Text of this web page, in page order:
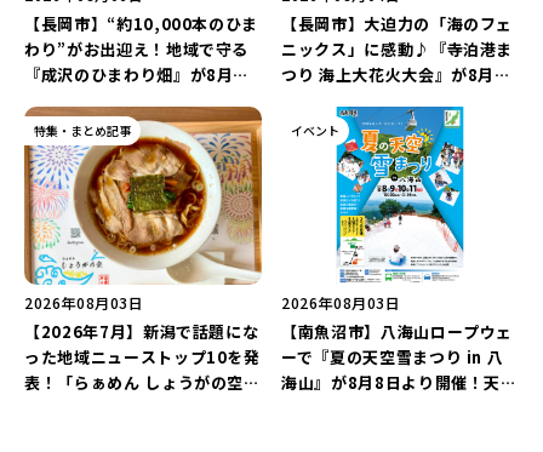
【長岡市】“約10,000本のひま
わり”がお出迎え！地域で守る
『成沢のひまわり畑』が8月中
力を満喫しよう！
【長岡市】大迫力の「海のフェ
ニックス」に感動♪『寺泊港ま
つり 海上大花火大会』が8月7
5,000発の花火”を楽しもう♪
特集・まとめ記事
2026年08月03日
【2026年7月】新潟で話題にな
った地域ニューストップ10を発
表！「らぁめん しょうがの空」
イベント
2026年08月03日
【南魚沼市】八海山ロープウェ
ーで『夏の天空雪まつり in 八
海山』が8月8日より開催！天然